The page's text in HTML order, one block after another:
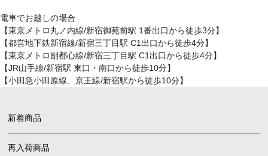
電車でお越しの場合
【東京メトロ丸ノ内線/新宿御苑前駅 1番出口から徒歩3分】
【都営地下鉄新宿線/新宿三丁目駅 C1出口から徒歩4分】
【東京メトロ副都心線/新宿三丁目駅 C1出口から徒歩4分】
【JR山手線/新宿駅 東口・南口から徒歩10分】
【小田急小田原線、京王線/新宿駅から徒歩10分】
新着商品
再入荷商品